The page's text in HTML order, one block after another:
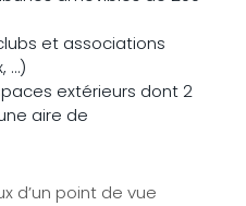
et associations
…)
extérieurs dont 2
aire de
d’un point de vue